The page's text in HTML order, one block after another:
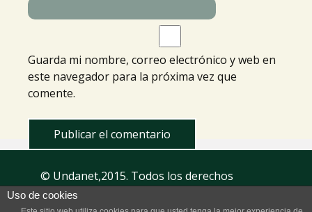
Guarda mi nombre, correo electrónico y web en
este navegador para la próxima vez que
comente.
© Undanet,2015. Todos los derechos
reservados.
Uso de cookies